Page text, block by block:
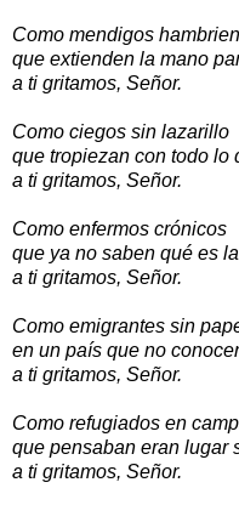
Como mendigos
que extienden la mano
a ti gritamos, Señor.
Como ciegos sin lazarillo
que tropiezan con todo lo
a ti gritamos, Señor.
Como enfermos crónicos
que ya no saben qué es
a ti gritamos, Señor.
Como emigrantes sin
en un país que no
a ti gritamos, Señor.
Como refugiados en
que pensaban eran lugar
a ti gritamos, Señor.